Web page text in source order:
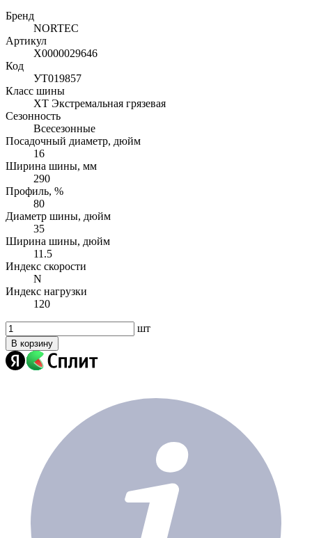
Бренд
NORTEC
Артикул
Х0000029646
Код
УТ019857
Класс шины
XT Экстремальная грязевая
Сезонность
Всесезонные
Посадочный диаметр, дюйм
16
Ширина шины, мм
290
Профиль, %
80
Диаметр шины, дюйм
35
Ширина шины, дюйм
11.5
Индекс скорости
N
Индекс нагрузки
120
шт
В корзину